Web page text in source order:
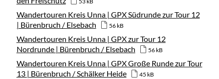
Wandertouren Kreis Unna | GPX Südrunde zur Tour 12
| Bürenbruch / Elsebach
56 kB
Wandertouren Kreis Unna | GPX zur Tour 12
Nordrunde | Bürenbruch / Elsebach
56 kB
Wandertouren Kreis Unna | GPX Große Runde zur Tour
13 | Bürenbruch / Schälker Heide
45 kB